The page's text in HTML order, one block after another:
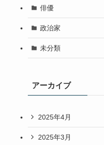
俳優
政治家
未分類
アーカイブ
2025年4月
2025年3月